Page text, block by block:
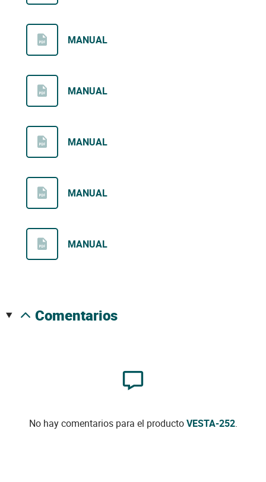
MANUAL
MANUAL
MANUAL
MANUAL
MANUAL
comentarios
No hay comentarios para el productoVESTA-252.